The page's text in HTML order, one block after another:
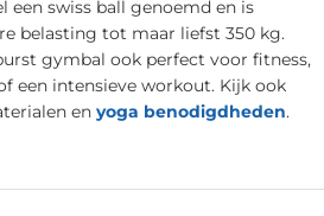
een swiss ball genoemd en is
belasting tot maar liefst 350 kg.
gymbal ook perfect voor fitness,
een intensieve workout. Kijk ook
en yoga benodigdheden.